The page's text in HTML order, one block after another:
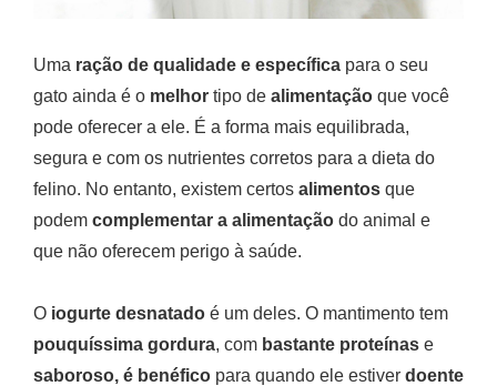
Uma ração de qualidade e específica para o seu
gato ainda é o melhor tipo de alimentação que você
pode oferecer a ele. É a forma mais equilibrada,
segura e com os nutrientes corretos para a dieta do
felino. No entanto, existem certos alimentos que
podem complementar a alimentação do animal e
que não oferecem perigo à saúde.
O iogurte desnatado é um deles. O mantimento tem
pouquíssima gordura, com bastante proteínas e
saboroso, é benéfico para quando ele estiver doente